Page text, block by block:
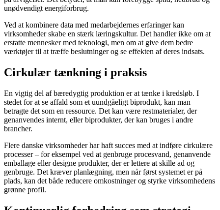
unødvendigt energiforbrug.
Ved at kombinere data med medarbejdernes erfaringer kan
virksomheder skabe en stærk læringskultur. Det handler ikke om at
erstatte mennesker med teknologi, men om at give dem bedre
værktøjer til at træffe beslutninger og se effekten af deres indsats.
Cirkulær tænkning i praksis
En vigtig del af bæredygtig produktion er at tænke i kredsløb. I
stedet for at se affald som et uundgåeligt biprodukt, kan man
betragte det som en ressource. Det kan være restmaterialer, der
genanvendes internt, eller biprodukter, der kan bruges i andre
brancher.
Flere danske virksomheder har haft succes med at indføre cirkulære
processer – for eksempel ved at genbruge procesvand, genanvende
emballage eller designe produkter, der er lettere at skille ad og
genbruge. Det kræver planlægning, men når først systemet er på
plads, kan det både reducere omkostninger og styrke virksomhedens
grønne profil.